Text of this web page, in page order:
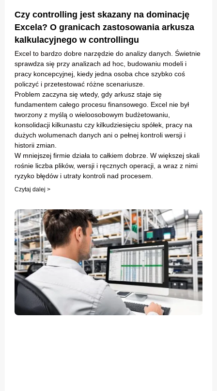
Czy controlling jest skazany na dominację
Excela? O granicach zastosowania arkusza
kalkulacyjnego w controllingu
Excel to bardzo dobre narzędzie do analizy danych. Świetnie
sprawdza się przy analizach ad hoc, budowaniu modeli i
pracy koncepcyjnej, kiedy jedna osoba chce szybko coś
policzyć i przetestować różne scenariusze.
Problem zaczyna się wtedy, gdy arkusz staje się
fundamentem całego procesu finansowego. Excel nie był
tworzony z myślą o wieloosobowym budżetowaniu,
konsolidacji kilkunastu czy kilkudziesięciu spółek, pracy na
dużych wolumenach danych ani o pełnej kontroli wersji i
historii zmian.
W mniejszej firmie działa to całkiem dobrze. W większej skali
rośnie liczba plików, wersji i ręcznych operacji, a wraz z nimi
ryzyko błędów i utraty kontroli nad procesem.
Czytaj dalej >